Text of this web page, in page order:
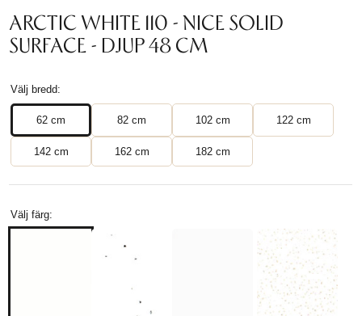
ARCTIC WHITE 110 - NICE SOLID
SURFACE - DJUP 48 CM
Välj bredd:
62 cm 82 cm 102 cm 122 cm
142 cm 162 cm 182 cm
Välj färg: